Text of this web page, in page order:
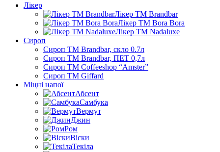
Лікер
Лікер ТМ Brandbar
Лікер ТМ Bora Bora
Лікер ТМ Nadaluxe
Сироп
Сироп TM Brandbar, скло 0.7л
Сироп TM Brandbar, ПЕТ 0,7л
Сироп TM Coffeeshop “Amster”
Сироп TM Giffard
Міцні напої
Абсент
Самбука
Вермут
Джин
Ром
Віски
Текіла